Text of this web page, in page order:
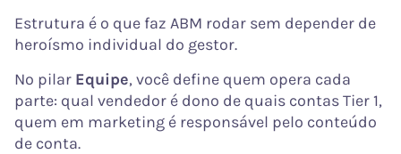
Estrutura é o que faz ABM rodar sem depender de
heroísmo individual do gestor.
No pilar Equipe, você define quem opera cada
parte: qual vendedor é dono de quais contas Tier 1,
quem em marketing é responsável pelo conteúdo
de conta.